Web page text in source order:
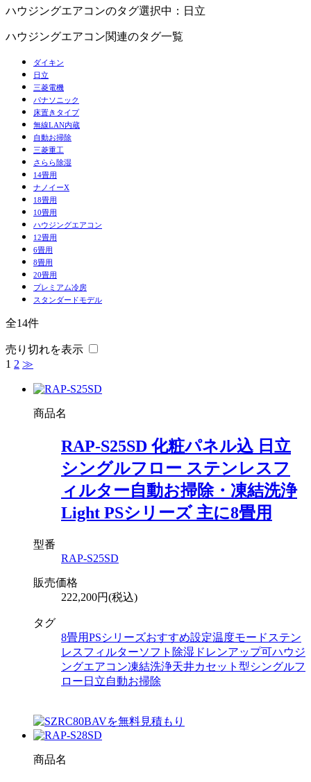
ハウジングエアコンのタグ選択中：日立
ハウジングエアコン関連のタグ一覧
ダイキン
日立
三菱電機
パナソニック
床置きタイプ
無線LAN内蔵
自動お掃除
三菱重工
さらら除湿
14畳用
ナノイーX
18畳用
10畳用
ハウジングエアコン
12畳用
6畳用
8畳用
20畳用
プレミアム冷房
スタンダードモデル
全14件
売り切れを表示
1 2 ≫
商品名
RAP-S25SD 化粧パネル込 日立
シングルフロー ステンレスフ
ィルター自動お掃除・凍結洗浄
Light PSシリーズ 主に8畳用
型番
RAP-S25SD
販売価格
222,200円(税込)
タグ
8畳用PSシリーズおすすめ設定温度モード ステン
レスフィルターソフト除湿 ドレンアップ可ハウジ
ングエアコン凍結洗浄天井カセット型シングルフ
ロー 日立自動お掃除
商品名